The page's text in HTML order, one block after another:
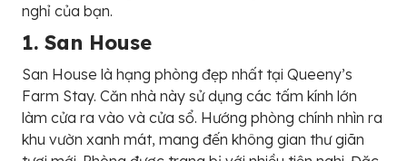
nghỉ của bạn.
1. San House
San House là hạng phòng đẹp nhất tại Queeny’s
Farm Stay. Căn nhà này sử dụng các tấm kính lớn
làm cửa ra vào và cửa sổ. Hướng phòng chính nhìn ra
khu vườn xanh mát, mang đến không gian thư giãn